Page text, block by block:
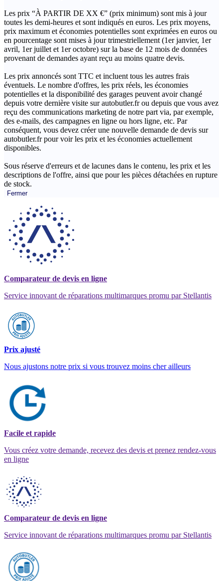
Les prix “À PARTIR DE XX €” (prix minimum) sont mis à jour
toutes les demi-heures et sont indiqués en euros. Les prix moyens,
prix maximum et économies potentielles sont exprimées en euros ou
en pourcentage sont mises à jour trimestriellement (1er janvier, 1er
avril, 1er juillet et 1er octobre) sur la base de 12 mois de données
provenant de demandes ayant reçu au moins quatre devis.
Les prix annoncés sont TTC et incluent tous les autres frais
éventuels. Le nombre d'offres, les prix réels, les économies
potentielles et la disponibilité des garages peuvent avoir changé
depuis votre dernière visite sur autobutler.fr ou depuis que vous avez
reçu des communications marketing de notre part via, par exemple,
des e-mails, des campagnes en ligne ou hors ligne, etc. Par
conséquent, vous devez créer une nouvelle demande de devis sur
autobutler.fr pour voir les prix et les économies actuellement
disponibles.
Sous réserve d'erreurs et de lacunes dans le contenu, les prix et les
descriptions de l'offre, ainsi que pour les pièces détachées en rupture
de stock.
Fermer
Comparateur de devis en ligne
Service innovant de réparations multimarques promu par Stellantis
Prix ajusté
Nous ajustons notre prix si vous trouvez moins cher ailleurs
Facile et rapide
Vous créez votre demande, recevez des devis et prenez rendez-vous
en ligne
Comparateur de devis en ligne
Service innovant de réparations multimarques promu par Stellantis